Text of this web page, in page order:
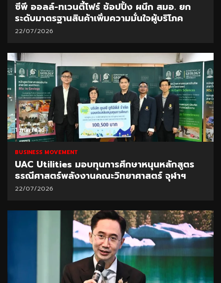
ซีพี ออลล์-ทเวนตี้โฟร์ ช้อปปิ้ง ผนึก สมอ. ยก
ระดับมาตรฐานสินค้าเพิ่มความมั่นใจผู้บริโภค
22/07/2026
1 min read
BUSINESS MOVEMENT
UAC Utilities มอบทุนการศึกษาหนุนหลักสูตร
ธรณีศาสตร์พลังงานคณะวิทยาศาสตร์ จุฬาฯ
22/07/2026